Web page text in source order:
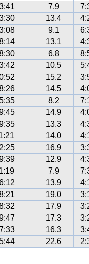
7.9
13.4
9.1
13.1
6.8
10.5
15.2
14.5
8.2
14.9
13.3
14.0
16.9
12.9
7.9
13.9
19.0
17.9
17.3
16.3
22.6